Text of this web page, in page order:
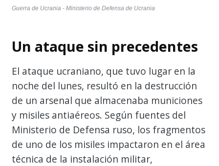
Guerra de Ucrania - Ministerio de Defensa de Ucrania
Un ataque sin precedentes
El ataque ucraniano, que tuvo lugar en la
noche del lunes, resultó en la destrucción
de un arsenal que almacenaba municiones
y misiles antiaéreos. Según fuentes del
Ministerio de Defensa ruso, los fragmentos
de uno de los misiles impactaron en el área
técnica de la instalación militar,